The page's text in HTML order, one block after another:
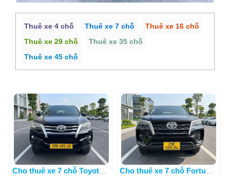
Thuê xe 4 chỗ Thuê xe 7 chỗ
Thuê xe 16 chỗ
Thuê xe 29 chỗ
Thuê xe 35 chỗ
Thuê xe 45 chỗ